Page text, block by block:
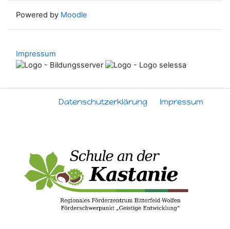
Powered by Moodle
Impressum
Datenschutzerklärung Impressum